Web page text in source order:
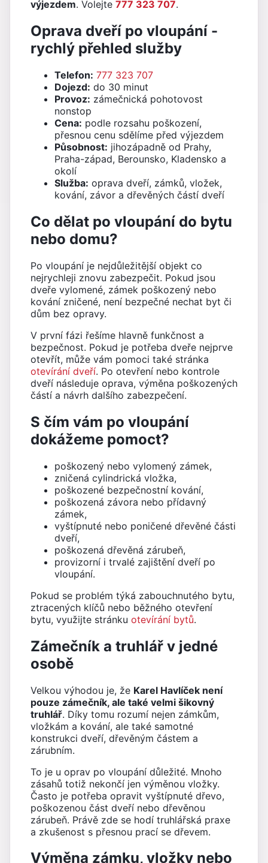
výjezdem. Volejte 777 323 707.
Oprava dveří po vloupání -
rychlý přehled služby
Telefon: 777 323 707
Dojezd: do 30 minut
Provoz: zámečnická pohotovost
nonstop
Cena: podle rozsahu poškození,
přesnou cenu sdělíme před výjezdem
Působnost: jihozápadně od Prahy,
Praha-západ, Berounsko, Kladensko a
okolí
Služba: oprava dveří, zámků, vložek,
kování, závor a dřevěných částí dveří
Co dělat po vloupání do bytu
nebo domu?
Po vloupání je nejdůležitější objekt co
nejrychleji znovu zabezpečit. Pokud jsou
dveře vylomené, zámek poškozený nebo
kování zničené, není bezpečné nechat byt či
dům bez opravy.
V první fázi řešíme hlavně funkčnost a
bezpečnost. Pokud je potřeba dveře nejprve
otevřít, může vám pomoci také stránka
otevírání dveří. Po otevření nebo kontrole
dveří následuje oprava, výměna poškozených
částí a návrh dalšího zabezpečení.
S čím vám po vloupání
dokážeme pomoct?
poškozený nebo vylomený zámek,
zničená cylindrická vložka,
poškozené bezpečnostní kování,
poškozená závora nebo přídavný
zámek,
vyštípnuté nebo poničené dřevěné části
dveří,
poškozená dřevěná zárubeň,
provizorní i trvalé zajištění dveří po
vloupání.
Pokud se problém týká zabouchnutého bytu,
ztracených klíčů nebo běžného otevření
bytu, využijte stránku otevírání bytů.
Zámečník a truhlář v jedné
osobě
Velkou výhodou je, že Karel Havlíček není
pouze zámečník, ale také velmi šikovný
truhlář. Díky tomu rozumí nejen zámkům,
vložkám a kování, ale také samotné
konstrukci dveří, dřevěným částem a
zárubním.
To je u oprav po vloupání důležité. Mnoho
zásahů totiž nekončí jen výměnou vložky.
Často je potřeba opravit vyštípnuté dřevo,
poškozenou část dveří nebo dřevěnou
zárubeň. Právě zde se hodí truhlářská praxe
a zkušenost s přesnou prací se dřevem.
Výměna zámku, vložky nebo